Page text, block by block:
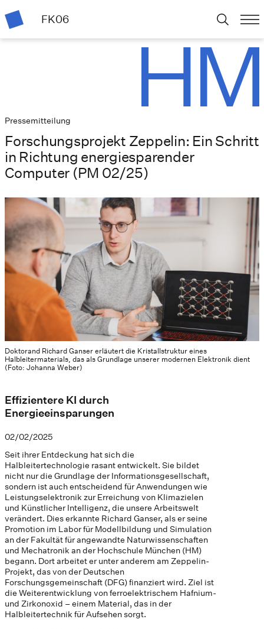
FK06
Pressemitteilung
Forschungsprojekt Zeppelin: Ein Schritt
in Richtung energiesparender
Computer (PM 02/25)
Doktorand Richard Ganser erläutert die Kristallstruktur eines
Halbleitermaterials, das als Grundlage unserer modernen Elektronik dient
(Foto: Johanna Weber)
Effizientere KI durch
Energieeinsparungen
02/02/2025
Seit ihrer Entdeckung hat sich die
Halbleitertechnologie rasant entwickelt. Sie bildet
nicht nur die Grundlage der Informationsgesellschaft,
sondern ist auch entscheidend für Anwendungen wie
Leistungselektronik zur Erreichung von Klimazielen
und Künstlicher Intelligenz, die unsere Arbeitswelt
verändert. Dies erkannte Richard Ganser, als er seine
Promotion im Labor für Modellbildung und Simulation
an der Fakultät für angewandte Naturwissenschaften
und Mechatronik an der Hochschule München (HM)
begann. Dort arbeitet er unter anderem am Zeppelin-
Projekt, das von der Deutschen
Forschungsgemeinschaft (DFG) finanziert wird. Ziel ist
die Weiterentwicklung von ferroelektrischem Hafnium-
und Zirkonoxid – einem Material, das in der
Halbleitertechnik für Aufsehen sorgt.